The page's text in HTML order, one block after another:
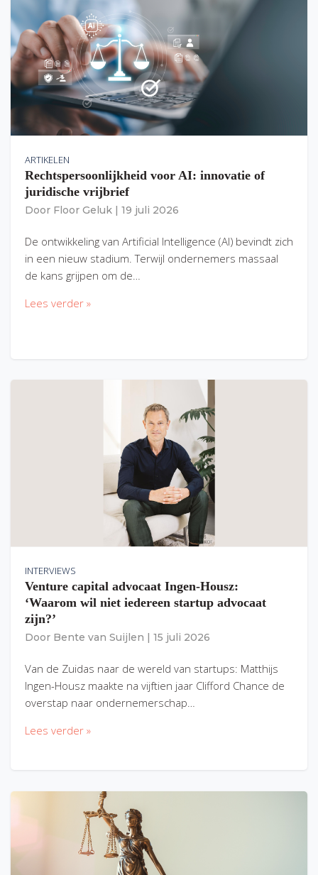
ARTIKELEN
Rechtspersoonlijkheid voor AI: innovatie of
juridische vrijbrief
Door Floor Geluk 19 juli 2026
De ontwikkeling van Artificial Intelligence (AI) bevindt zich
in een nieuw stadium. Terwijl ondernemers massaal
de kans grijpen om de…
Lees verder »
INTERVIEWS
Venture capital advocaat Ingen-Housz:
‘Waarom wil niet iedereen startup advocaat
zijn?’
Door Bente van Suijlen 15 juli 2026
Van de Zuidas naar de wereld van startups: Matthijs
Ingen-Housz maakte na vijftien jaar Clifford Chance de
overstap naar ondernemerschap…
Lees verder »